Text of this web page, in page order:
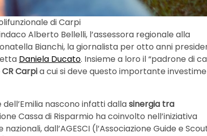
di Carpi
Alberto Bellelli, l’assessora regionale alla
Bianchi, la giornalista per otto anni
Daniela Ducato. Insieme a loro il “padrone di
Carpia cui si deve questo importante
nascono infatti dallasinergia tra
Cassa di Risparmio ha coinvolto nell’iniziativa
dall’AGESCI (l’Associazione Guide e